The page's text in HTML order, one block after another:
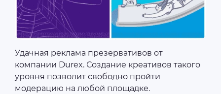
Удачная реклама презервативов от
компании Durex. Создание креативов такого
уровня позволит свободно пройти
модерацию на любой площадке.